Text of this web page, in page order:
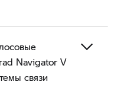
Navigator V
связи